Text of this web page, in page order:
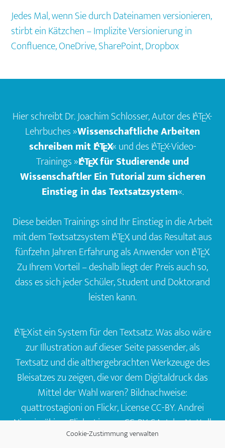
Cookie-Zustimmung verwalten
Jedes Mal, wenn Sie durch Dateinamen versionieren,
stirbt ein Kätzchen – Implizite Versionierung in
Confluence, OneDrive, SharePoint, Dropbox
Footer
Hier schreibt Dr. Joachim Schlosser, Autor desL
ATEX-
Lehrbuches »Wissenschaftliche Arbeiten
schreiben mitL
ATEX« und desL
ATEX-Video-
Trainings »L
ATEXfür Studierende und
Wissenschaftler Ein Tutorial zum sicheren
Einstieg in das Textsatzsystem«.
Diese beiden Trainings sind Ihr Einstieg in die Arbeit
mit dem TextsatzsystemL
ATEX, und das Resultat aus
fünfzehn Jahren Erfahrung als Anwender vonL
ATEX.
Zu Ihrem Vorteil – deshalb liegt der Preis auch so,
dass es sich jeder Schüler, Student und Doktorand
leisten kann.
L
ATEXist ein System für den Textsatz. Was also wäre
zur Illustration auf dieser Seite passender, als
Textsatz und die althergebrachten Werkzeuge des
Bleisatzes zu zeigen, die vor dem Digitaldruck das
Mittel der Wahl waren? Bildnachweise:
quattrostagioni on Flickr, License CC-BY.Andrei
Niemimäki on Flickr, License CC-BY-SA.John Nuttall
, License CC-BY.Tom Garnett on Flickr